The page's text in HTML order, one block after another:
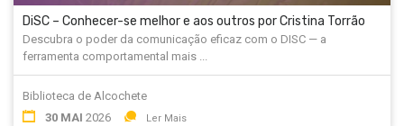
DiSC – Conhecer-se melhor e aos outros por Cristina Torrão
Descubra o poder da comunicação eficaz com o DISC — a
ferramenta comportamental mais ...
Biblioteca de Alcochete
30 MAI 2026 Ler Mais